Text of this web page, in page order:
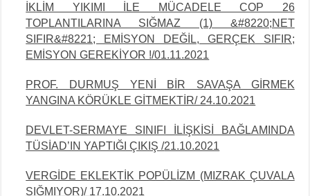
İKLİM YIKIMI İLE MÜCADELE COP 26
TOPLANTILARINA SIĞMAZ (1) &#8220;NET
SIFIR&#8221; EMİSYON DEĞİL, GERÇEK SIFIR;
EMİSYON GEREKİYOR !/01.11.2021
PROF. DURMUŞ YENİ BİR SAVAŞA GİRMEK
YANGINA KÖRÜKLE GİTMEKTİR/ 24.10.2021
DEVLET-SERMAYE SINIFI İLİŞKİSİ BAĞLAMINDA
TÜSİAD’IN YAPTIĞI ÇIKIŞ /21.10.2021
VERGİDE EKLEKTİK POPÜLİZM (MIZRAK ÇUVALA
SIĞMIYOR)/ 17.10.2021